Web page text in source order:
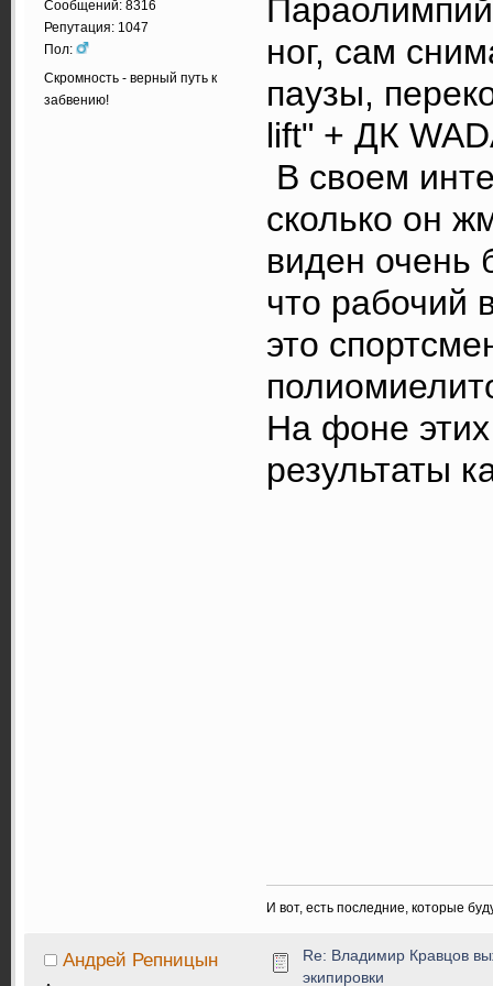
Сообщений: 8316
Репутация: 1047
Пол:
Скромность - верный путь к
забвению!
ног, сам
паузы,
lift" + ДК
В своем
сколько он
виден очень
что рабочий
это
На фоне
результаты
И вот, есть последние, которые
Андрей Репницын
Re: Владимир Кравцов
экипировки